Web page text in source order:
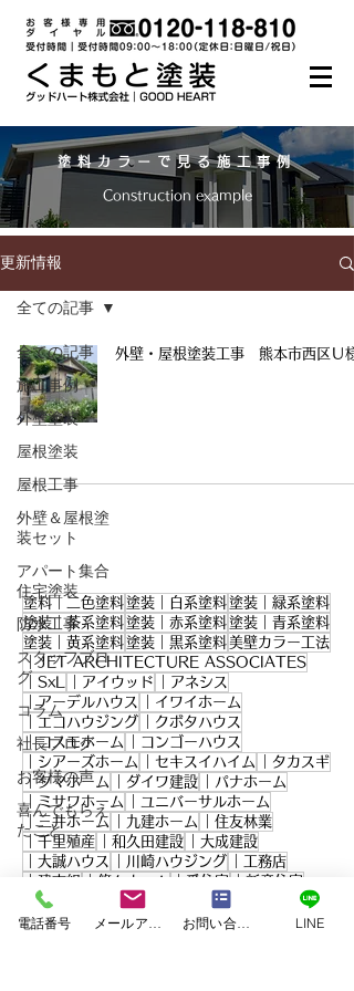
塗料カラーで見る施工事例
Construction example
更新情報
全ての記事
施工事例
外壁塗装
屋根塗装
屋根工事
外壁＆屋根塗
装セット
アパート集合
住宅塗装
防水工事
スタッフブロ
グ
コラム
社長ブログ
お客様の声
喜んでもらえ
たこと
全ての記事
外壁・屋根塗装工事 熊本市西区Ｕ
塗料｜二色塗料塗装｜白系塗料塗装｜緑系塗料
塗装｜茶系塗料塗装｜赤系塗料塗装｜青系塗料
塗装｜黄系塗料塗装｜黒系塗料美壁カラー工法
｜JET ARCHITECTURE ASSOCIATES
｜SxL
｜アイウッド
｜アネシス
｜アーデルハウス
｜イワイホーム
｜エコハウジング
｜クボタハウス
｜コスモホーム
｜コンゴーハウス
｜シアーズホーム
｜セキスイハイム
｜タカスギ
｜タマホーム
｜ダイワ建設
｜パナホーム
｜ミサワホーム
｜ユニバーサルホーム
｜三井ホーム
｜九建ホーム
｜住友林業
｜千里殖産
｜和久田建設
｜大成建設
｜大誠ハウス
｜川崎ハウジング
｜工務店
｜建吉組
｜悠々ホーム ｜愛住宅
｜新産住宅
｜東日本ハウス
｜積水ハウス ｜谷川建設
電話番号 お問い合わせフォーム LINE